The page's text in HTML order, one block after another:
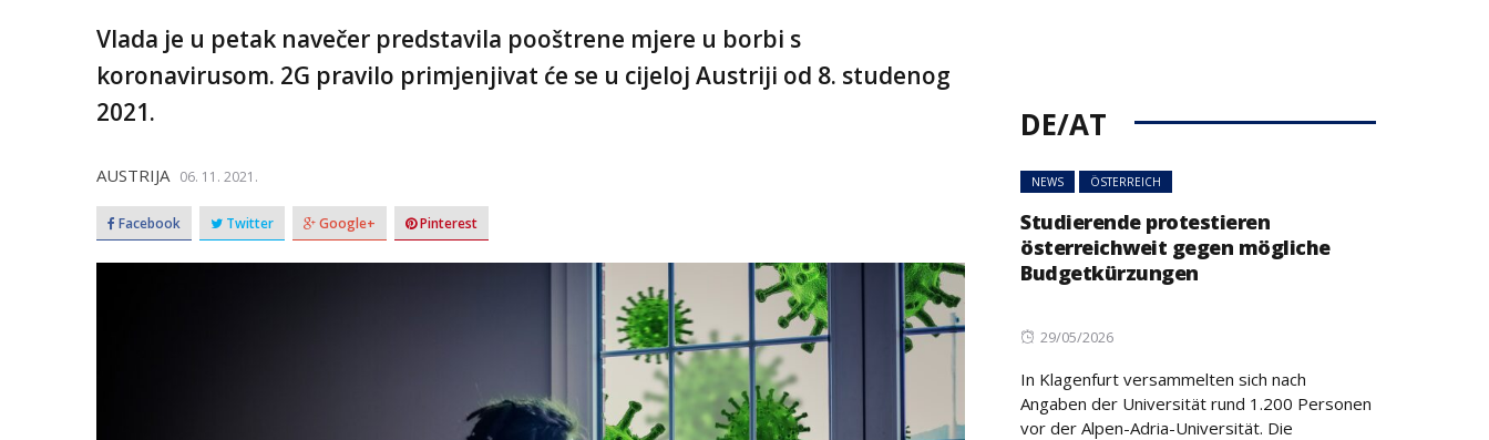
Vlada je u petak navečer predstavila pooštrene mjere u borbi s
koronavirusom. 2G pravilo primjenjivat će se u cijeloj Austriji od 8. studenog
2021.
AUSTRIJA 06. 11. 2021.
Facebook Twitter Google+ Pinterest
DE/AT
NEWS ÖSTERREICH
Studierende protestieren
österreichweit gegen mögliche
Budgetkürzungen
Posted
29/05/2026
In Klagenfurt versammelten sich nach
Angaben der Universität rund 1.200 Personen
vor der Alpen-Adria-Universität. Die